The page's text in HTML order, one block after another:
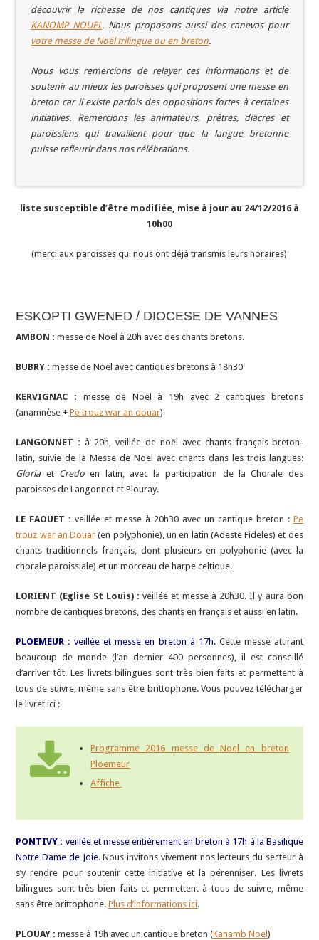
découvrir la richesse de nos cantiques via notre article
KANOMP NOUEL. Nous proposons aussi des canevas pour
votre messe de Noël trilingue ou en breton.
Nous vous remercions de relayer ces informations et de
soutenir au mieux les paroisses qui proposent une messe en
breton car il existe parfois des oppositions fortes à certaines
initiatives. Remercions les animateurs, prêtres, diacres et
paroissiens qui travaillent pour que la langue bretonne
puisse refleurir dans nos célébrations.
liste susceptible d’être modifiée, mise à jour au 24/12/2016 à
10h00
(merci aux paroisses qui nous ont déjà transmis leurs horaires)
ESKOPTI GWENED / DIOCESE DE VANNES
AMBON : messe de Noël à 20h avec des chants bretons.
BUBRY : messe de Noël avec cantiques bretons à 18h30
KERVIGNAC : messe de Noël à 19h avec 2 cantiques bretons
(anamnèse +Pe trouz war an douar)
LANGONNET : à 20h, veillée de noël avec chants français-breton-
latin, suivie de la Messe de Noël avec chants dans les trois langues:
Gloriaet Credoen latin, avec la participation de la Chorale des
paroisses de Langonnet et Plouray.
LE FAOUET : veillée et messe à 20h30 avec un cantique breton : Pe
trouz war an Douar (en polyphonie), un en latin (Adeste Fideles) et des
chants traditionnels français, dont plusieurs en polyphonie (avec la
chorale paroissiale) et un morceau de harpe celtique.
LORIENT (Eglise St Louis) : veillée et messe à 20h30. Il y aura bon
nombre de cantiques bretons, des chants en français et aussi en latin.
PLOEMEUR : veillée et messe en breton à 17h.Cette messe attirant
beaucoup de monde (l’an dernier 400 personnes), il est conseillé
d’arriver tôt. Les livrets bilingues sont très bien faits et permettent à
tous de suivre, même sans être brittophone. Vous pouvez télécharger
le livret ici :
Programme 2016 messe de Noel en breton
Ploemeur
Affiche
PONTIVY : veillée et messe entièrement en breton à 17h à la Basilique
Notre Dame de Joie.Nous invitons vivement nos lecteurs du secteur à
s’y rendre pour soutenir cette initiative et la pérenniser. Les livrets
bilingues sont très bien faits et permettent à tous de suivre, même
sans être brittophone.Plus d’informations ici.
PLOUAY : messe à 19h avec un cantique breton (Kanamb Noel)